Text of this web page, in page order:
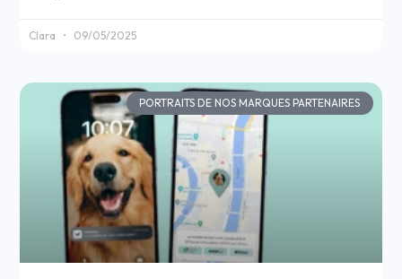
Clara 09/05/2025
PORTRAITS DE NOS MARQUES PARTENAIRES